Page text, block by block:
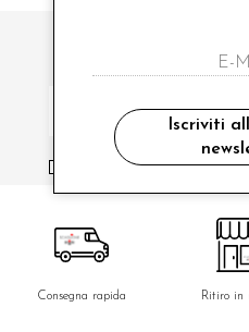
ISCRIVITI ALLA
ho letto ed accettato le condizioni
Consegna rapida Ritiro in
Iscriviti